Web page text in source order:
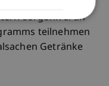
sorgenfrei an
teilnehmen
Getränke